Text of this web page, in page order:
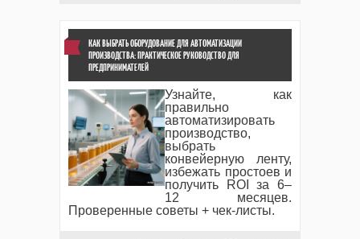
КАК ВЫБРАТЬ ОБОРУДОВАНИЕ ДЛЯ АВТОМАТИЗАЦИИ
ПРОИЗВОДСТВА: ПРАКТИЧЕСКОЕ РУКОВОДСТВО ДЛЯ
ПРЕДПРИНИМАТЕЛЕЙ
Узнайте, как
правильно
автоматизировать
производство,
выбрать
конвейерную ленту,
избежать простоев и
получить ROI за 6–
12 месяцев.
Проверенные советы + чек-листы.